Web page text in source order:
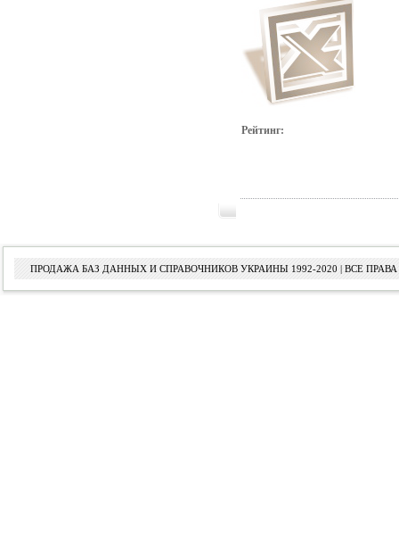
Рейтинг:
ПРОДАЖА БАЗ ДАННЫХ И СПРАВОЧНИКОВ УКРАИНЫ 1992-2020 | ВСЕ